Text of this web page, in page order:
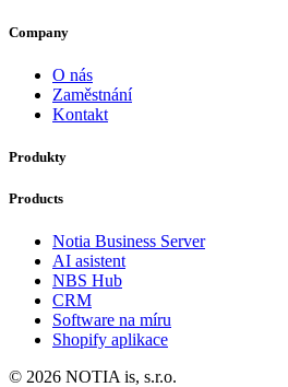
Company
O nás
Zaměstnání
Kontakt
Produkty
Products
Notia Business Server
AI asistent
NBS Hub
CRM
Software na míru
Shopify aplikace
© 2026 NOTIA is, s.r.o.